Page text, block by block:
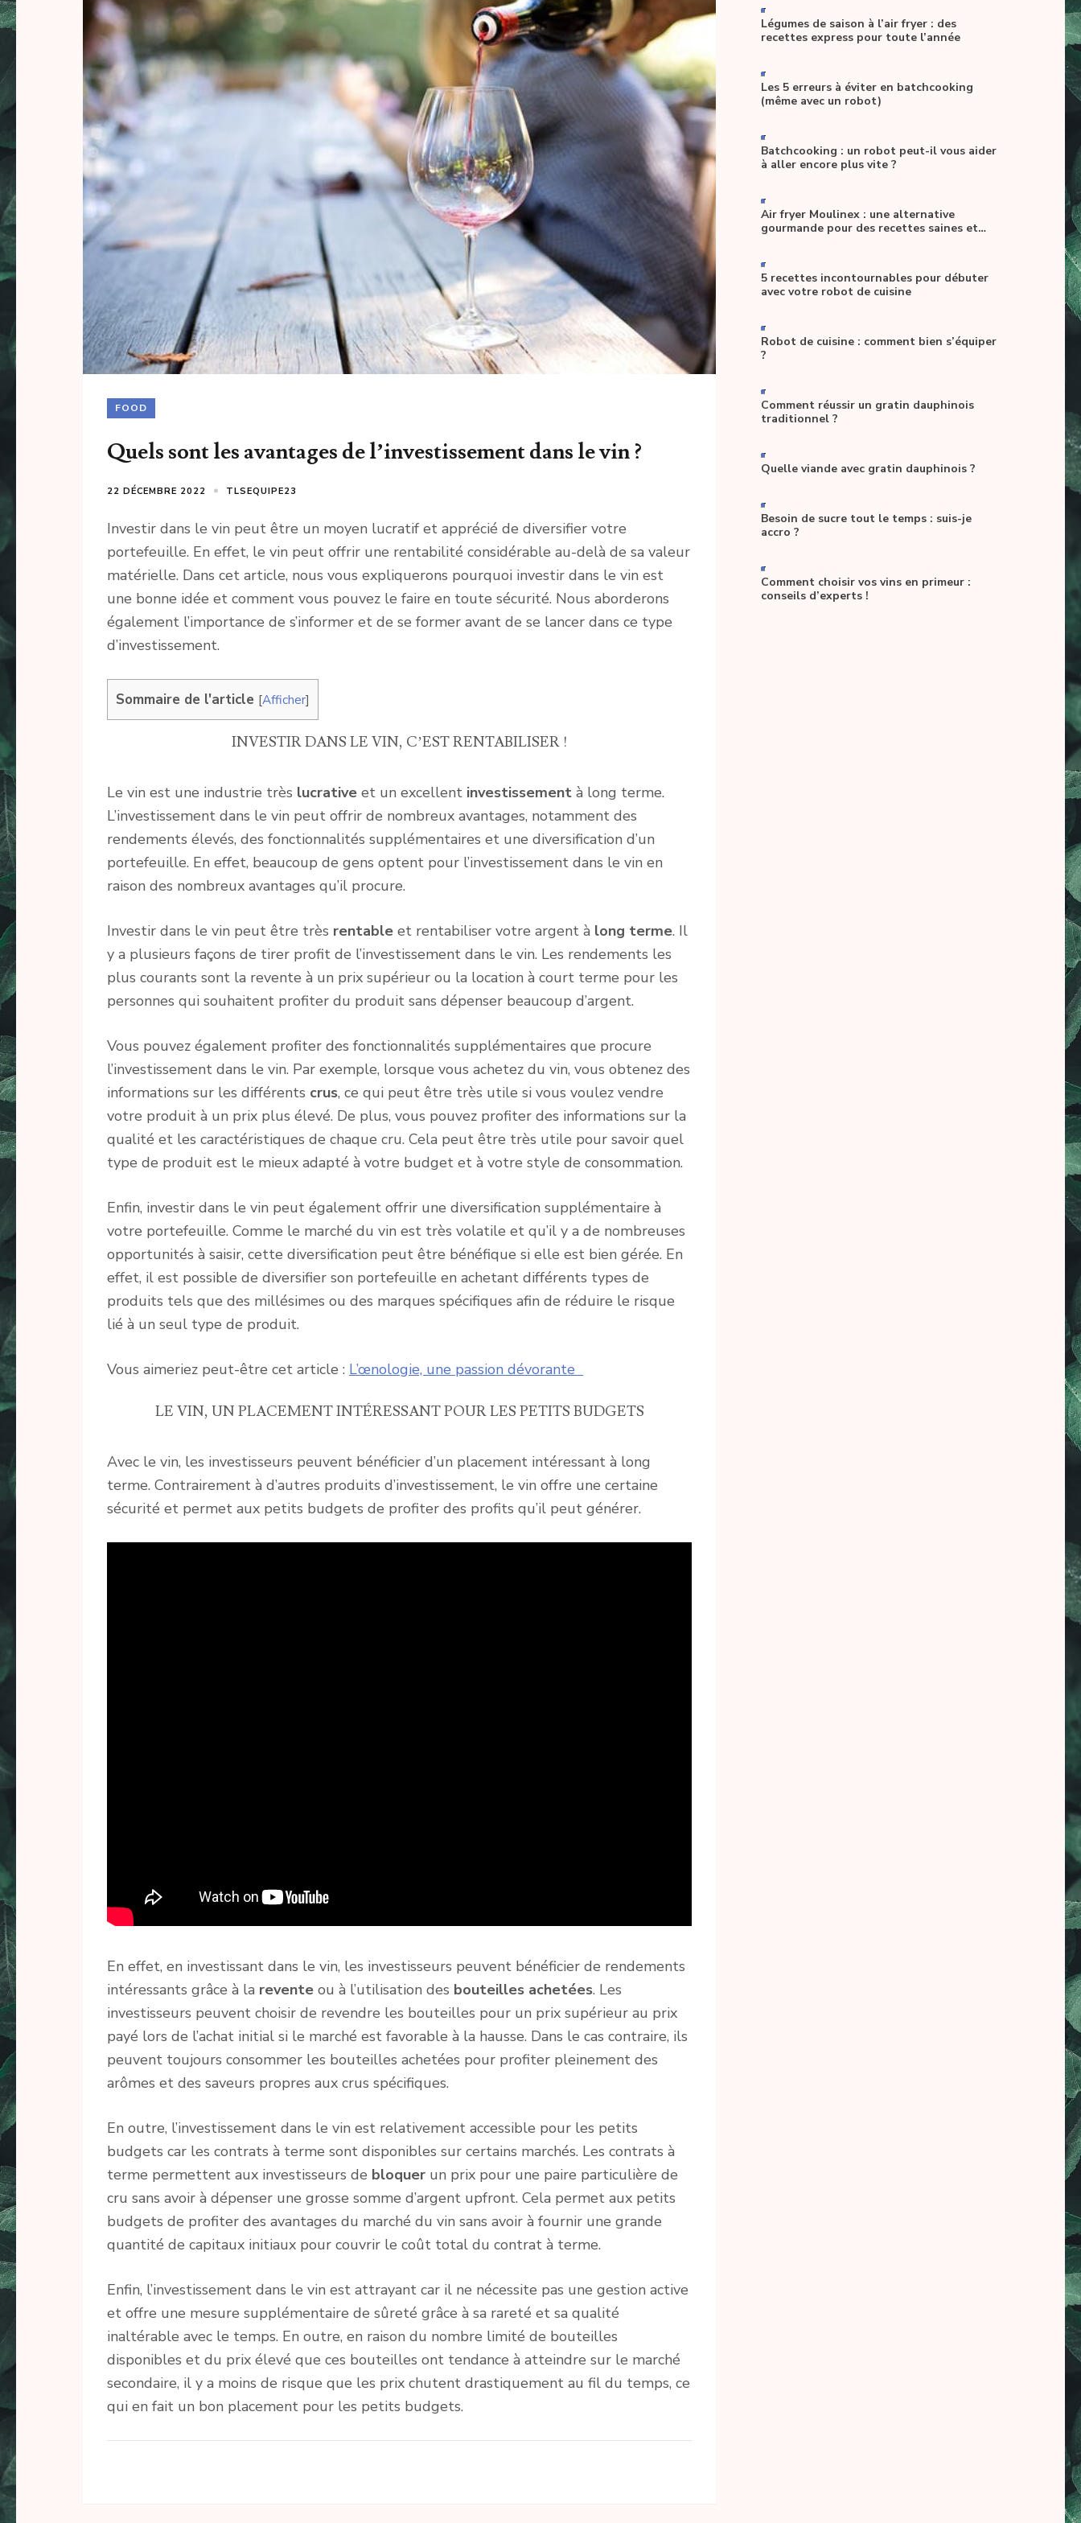
FOOD
Quels sont les avantages de l’investissement dans le vin ?
22 DÉCEMBRE 2022 TLSEQUIPE23
Investir dans le vin peut être un moyen lucratif et apprécié de diversifier votre
portefeuille. En effet, le vin peut offrir une rentabilité considérable au-delà de sa valeur
matérielle. Dans cet article, nous vous expliquerons pourquoi investir dans le vin est
une bonne idée et comment vous pouvez le faire en toute sécurité. Nous aborderons
également l’importance de s’informer et de se former avant de se lancer dans ce type
d’investissement.
Sommaire de l'article [Afficher]
INVESTIR DANS LE VIN, C’EST RENTABILISER !
Le vin est une industrie très lucrative et un excellent investissement à long terme.
L’investissement dans le vin peut offrir de nombreux avantages, notamment des
rendements élevés, des fonctionnalités supplémentaires et une diversification d’un
portefeuille. En effet, beaucoup de gens optent pour l’investissement dans le vin en
raison des nombreux avantages qu’il procure.
Investir dans le vin peut être très rentable et rentabiliser votre argent à long terme. Il
y a plusieurs façons de tirer profit de l’investissement dans le vin. Les rendements les
plus courants sont la revente à un prix supérieur ou la location à court terme pour les
personnes qui souhaitent profiter du produit sans dépenser beaucoup d’argent.
Vous pouvez également profiter des fonctionnalités supplémentaires que procure
l’investissement dans le vin. Par exemple, lorsque vous achetez du vin, vous obtenez des
informations sur les différents crus, ce qui peut être très utile si vous voulez vendre
votre produit à un prix plus élevé. De plus, vous pouvez profiter des informations sur la
qualité et les caractéristiques de chaque cru. Cela peut être très utile pour savoir quel
type de produit est le mieux adapté à votre budget et à votre style de consommation.
Enfin, investir dans le vin peut également offrir une diversification supplémentaire à
votre portefeuille. Comme le marché du vin est très volatile et qu’il y a de nombreuses
opportunités à saisir, cette diversification peut être bénéfique si elle est bien gérée. En
effet, il est possible de diversifier son portefeuille en achetant différents types de
produits tels que des millésimes ou des marques spécifiques afin de réduire le risque
lié à un seul type de produit.
Vous aimeriez peut-être cet article : L’œnologie, une passion dévorante
LE VIN, UN PLACEMENT INTÉRESSANT POUR LES PETITS BUDGETS
Avec le vin, les investisseurs peuvent bénéficier d’un placement intéressant à long
terme. Contrairement à d’autres produits d’investissement, le vin offre une certaine
sécurité et permet aux petits budgets de profiter des profits qu’il peut générer.
En effet, en investissant dans le vin, les investisseurs peuvent bénéficier de rendements
intéressants grâce à la revente ou à l’utilisation des bouteilles achetées. Les
investisseurs peuvent choisir de revendre les bouteilles pour un prix supérieur au prix
payé lors de l’achat initial si le marché est favorable à la hausse. Dans le cas contraire, ils
peuvent toujours consommer les bouteilles achetées pour profiter pleinement des
arômes et des saveurs propres aux crus spécifiques.
En outre, l’investissement dans le vin est relativement accessible pour les petits
budgets car les contrats à terme sont disponibles sur certains marchés. Les contrats à
terme permettent aux investisseurs de bloquer un prix pour une paire particulière de
cru sans avoir à dépenser une grosse somme d’argent upfront. Cela permet aux petits
budgets de profiter des avantages du marché du vin sans avoir à fournir une grande
quantité de capitaux initiaux pour couvrir le coût total du contrat à terme.
Enfin, l’investissement dans le vin est attrayant car il ne nécessite pas une gestion active
et offre une mesure supplémentaire de sûreté grâce à sa rareté et sa qualité
inaltérable avec le temps. En outre, en raison du nombre limité de bouteilles
disponibles et du prix élevé que ces bouteilles ont tendance à atteindre sur le marché
secondaire, il y a moins de risque que les prix chutent drastiquement au fil du temps, ce
qui en fait un bon placement pour les petits budgets.
-
Légumes de saison à l’air fryer : des
recettes express pour toute l’année
-
Les 5 erreurs à éviter en batchcooking
(même avec un robot)
-
Batchcooking : un robot peut-il vous aider
à aller encore plus vite ?
-
Air fryer Moulinex : une alternative
gourmande pour des recettes saines et
-
5 recettes incontournables pour débuter
avec votre robot de cuisine
-
Robot de cuisine : comment bien s’équiper
?
-
Comment réussir un gratin dauphinois
traditionnel ?
-
Quelle viande avec gratin dauphinois ?
-
Besoin de sucre tout le temps : suis-je
accro ?
-
Comment choisir vos vins en primeur :
conseils d’experts !